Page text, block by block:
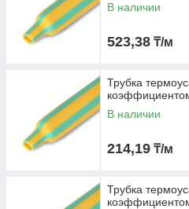
В наличии
523,38 ₸/м
Трубка
В наличии
214,19 ₸/м
Трубка